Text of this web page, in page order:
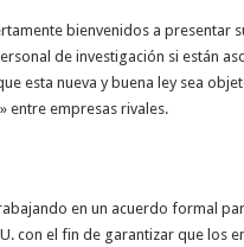
bienvenidos a presentar
de investigación si están
esta nueva y buena ley sea
entre empresas rivales.
en un acuerdo formal
con el fin de garantizar que los